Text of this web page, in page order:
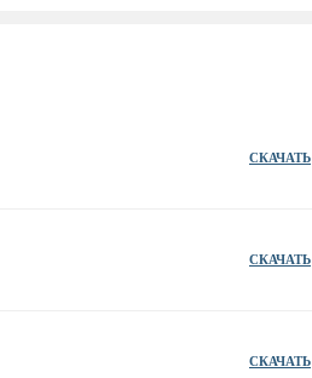
СКАЧАТЬ
СКАЧАТЬ
СКАЧАТЬ